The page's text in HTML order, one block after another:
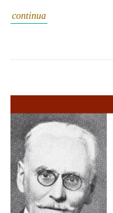
continua